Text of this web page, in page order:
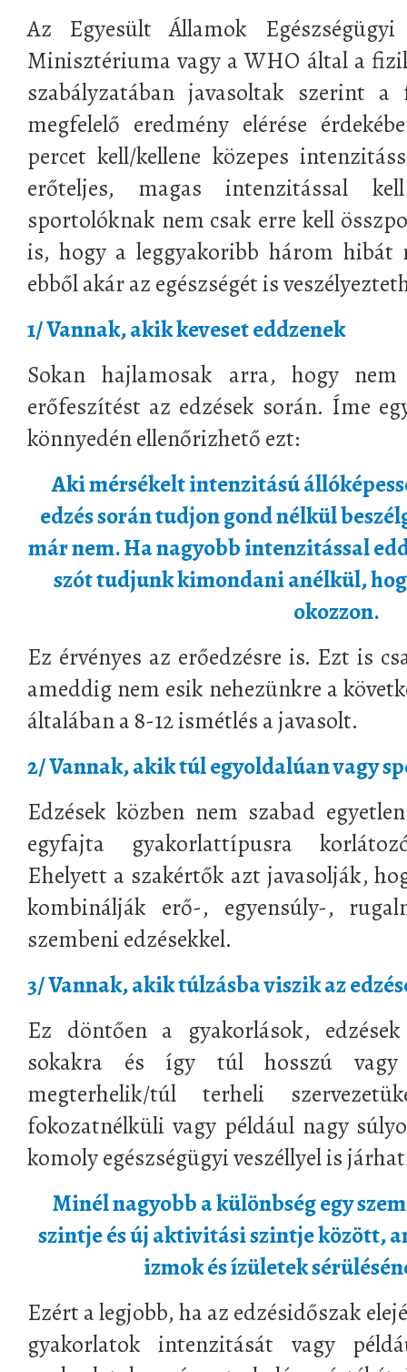
Az Egyesült Államok
Minisztériuma vagy a WHO által a
szabályzatában javasoltak szerint a
megfelelő eredmény elérése
percet kell/kellene közepes
erőteljes, magas intenzitással
sportolóknak nem csak erre kell
is, hogy a leggyakoribb három hibát
ebből akár az egészségét is
1/ Vannak, akik keveset eddzenek
Sokan hajlamosak arra, hogy
erőfeszítést az edzések során. Íme
könnyedén ellenőrizhető ezt:
Aki mérsékelt intenzitású
edzés során tudjon gond nélkül
már nem. Ha nagyobb intenzitással
szót tudjunk kimondani anélkül,
okozzon.
Ez érvényes az erőedzésre is. Ezt is
ameddig nem esik nehezünkre a
általában a 8-12 ismétlés a javasolt.
2/ Vannak, akik túl egyoldalúan vagy
Edzések közben nem szabad
egyfajta gyakorlattípusra
Ehelyett a szakértők azt javasolják,
kombinálják erő-, egyensúly-,
szembeni edzésekkel.
3/ Vannak, akik túlzásba viszik az
Ez döntően a gyakorlások,
sokakra és így túl hosszú vagy
megterhelik/túl terheli
fokozatnélküli vagy például nagy
komoly egészségügyi veszéllyel is
Minél nagyobb a különbség egy
szintje és új aktivitási szintje között,
izmok és ízületek
Ezért a legjobb, ha az edzésidőszak
gyakorlatok intenzitását vagy